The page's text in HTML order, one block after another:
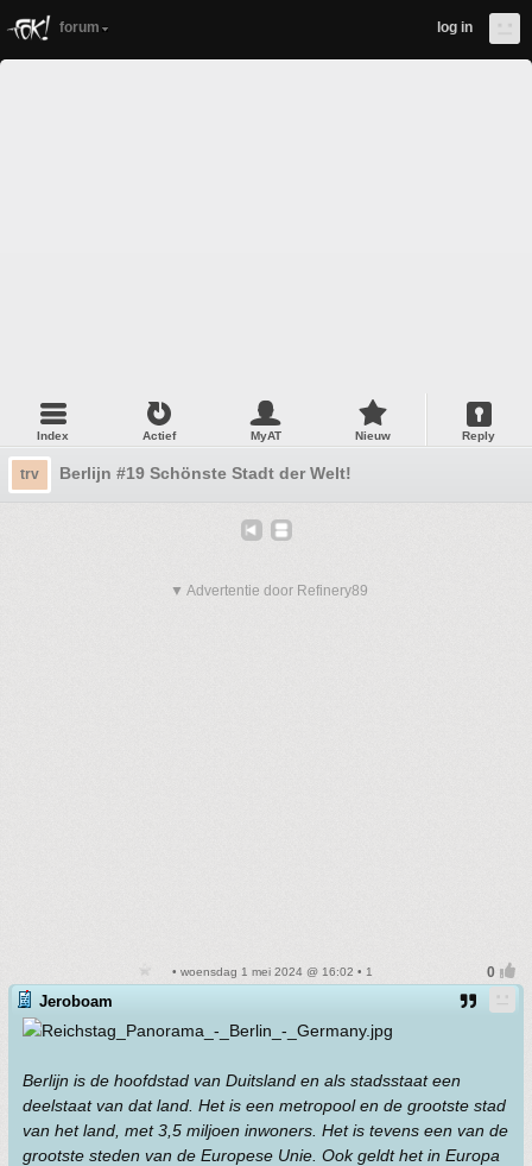
forum log in
Index Actief MyAT Nieuw Reply
trv Berlijn #19 Schönste Stadt der Welt!
▼ Advertentie door Refinery89
• woensdag 1 mei 2024 @ 16:02 • 1
Jeroboam
Berlijn is de hoofdstad van Duitsland en als stadsstaat een
deelstaat van dat land. Het is een metropool en de grootste stad
van het land, met 3,5 miljoen inwoners. Het is tevens een van de
grootste steden van de Europese Unie. Ook geldt het in Europa